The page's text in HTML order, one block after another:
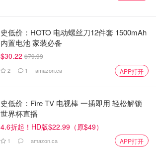
史低价：HOTO 电动螺丝刀12件套 1500mAh
内置电池 家装必备
$30.22 $79.99
2 1 amazon.ca APP打开
史低价：Fire TV 电视棒 一插即用 轻松解锁
世界杯直播
4.6折起！HD版$22.99（原$49）
1 amazon.ca APP打开